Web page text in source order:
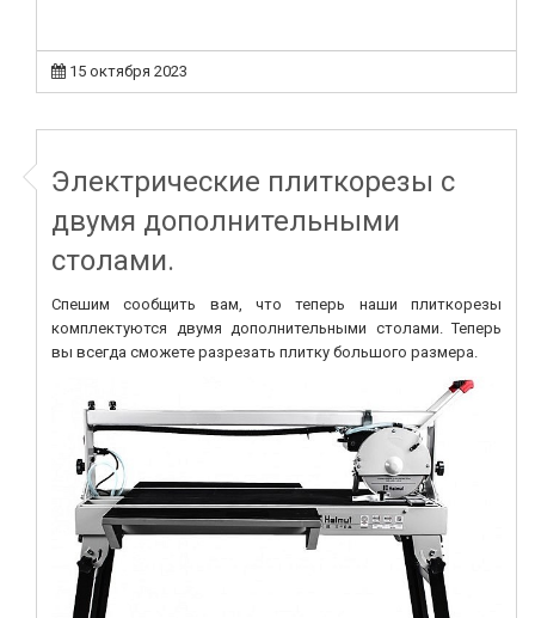
15 октября 2023
Электрические плиткорезы с
двумя дополнительными
столами.
Спешим сообщить вам, что теперь наши плиткорезы
комплектуются двумя дополнительными столами. Теперь
вы всегда сможете разрезать плитку большого размера.